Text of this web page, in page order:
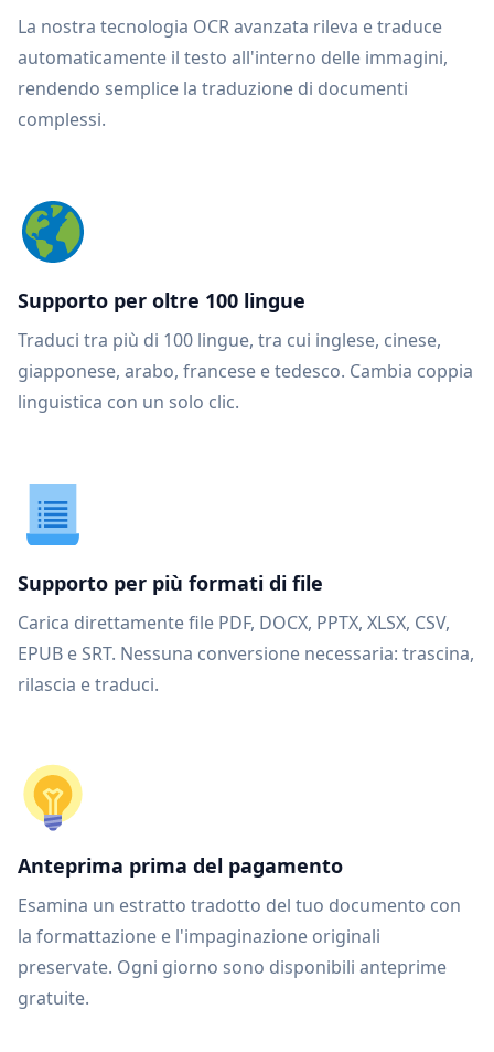
La nostra tecnologia OCR avanzata rileva e traduce
automaticamente il testo all'interno delle immagini,
rendendo semplice la traduzione di documenti
complessi.
Supporto per oltre 100 lingue
Traduci tra più di 100 lingue, tra cui inglese, cinese,
giapponese, arabo, francese e tedesco. Cambia coppia
linguistica con un solo clic.
Supporto per più formati di file
Carica direttamente file PDF, DOCX, PPTX, XLSX, CSV,
EPUB e SRT. Nessuna conversione necessaria: trascina,
rilascia e traduci.
Anteprima prima del pagamento
Esamina un estratto tradotto del tuo documento con
la formattazione e l'impaginazione originali
preservate. Ogni giorno sono disponibili anteprime
gratuite.